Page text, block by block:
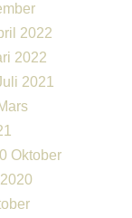
2022
2022
2021
Oktober